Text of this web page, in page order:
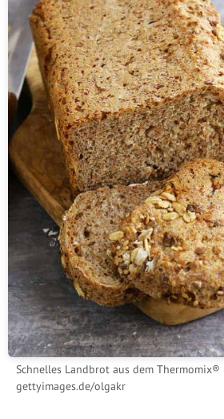
Schnelles Landbrot aus dem Thermomix®
gettyimages.de/olgakr